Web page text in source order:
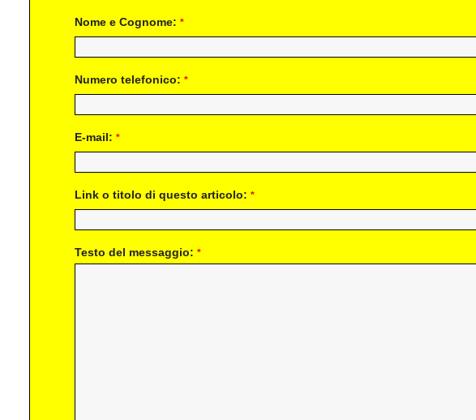
Nome e Cognome: *
Numero telefonico: *
E-mail: *
Link o titolo di questo articolo: *
Testo del messaggio: *